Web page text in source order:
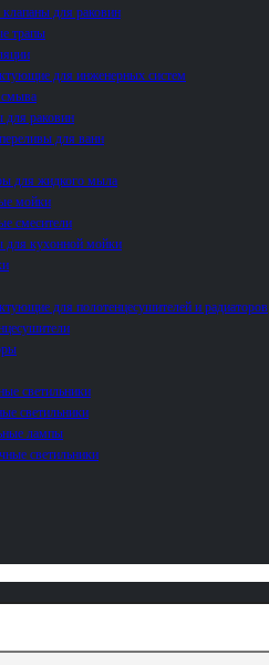
для раковин
трапы
для инженерных систем
раковин
для ванн
для жидкого мыла
мойки
смесители
кухонной мойки
для полотенцесушителей и радиаторов
светильники
светильники
лампы
светильники